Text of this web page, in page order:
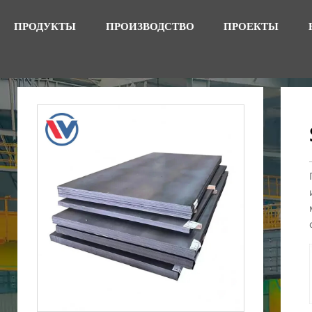
ПРОДУКТЫ ПРОИЗВОДСТВО ПРОЕКТЫ